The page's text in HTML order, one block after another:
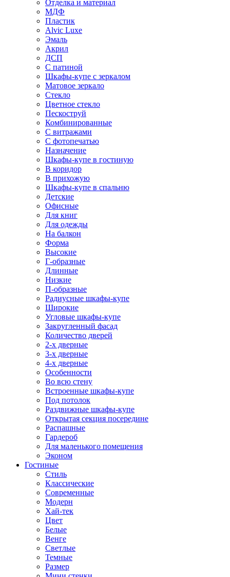
Отделка и материал
МДФ
Пластик
Alvic Luxe
Эмаль
Акрил
ДСП
С патиной
Шкафы-купе с зеркалом
Матовое зеркало
Стекло
Цветное стекло
Пескоструй
Комбинированные
С витражами
С фотопечатью
Назначение
Шкафы-купе в гостиную
В коридор
В прихожую
Шкафы-купе в спальню
Детские
Офисные
Для книг
Для одежды
На балкон
Форма
Высокие
Г-образные
Длинные
Низкие
П-образные
Радиусные шкафы-купе
Широкие
Угловые шкафы-купе
Закругленный фасад
Количество дверей
2-х дверные
3-х дверные
4-х дверные
Особенности
Во всю стену
Встроенные шкафы-купе
Под потолок
Раздвижные шкафы-купе
Открытая секция посередине
Распашные
Гардероб
Для маленького помещения
Эконом
Гостиные
Стиль
Классические
Современные
Модерн
Хай-тек
Цвет
Белые
Венге
Светлые
Темные
Размер